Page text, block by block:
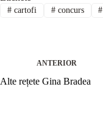
#cartofi #concurs #
ANTERIOR
Alte rețete Gina Bradea